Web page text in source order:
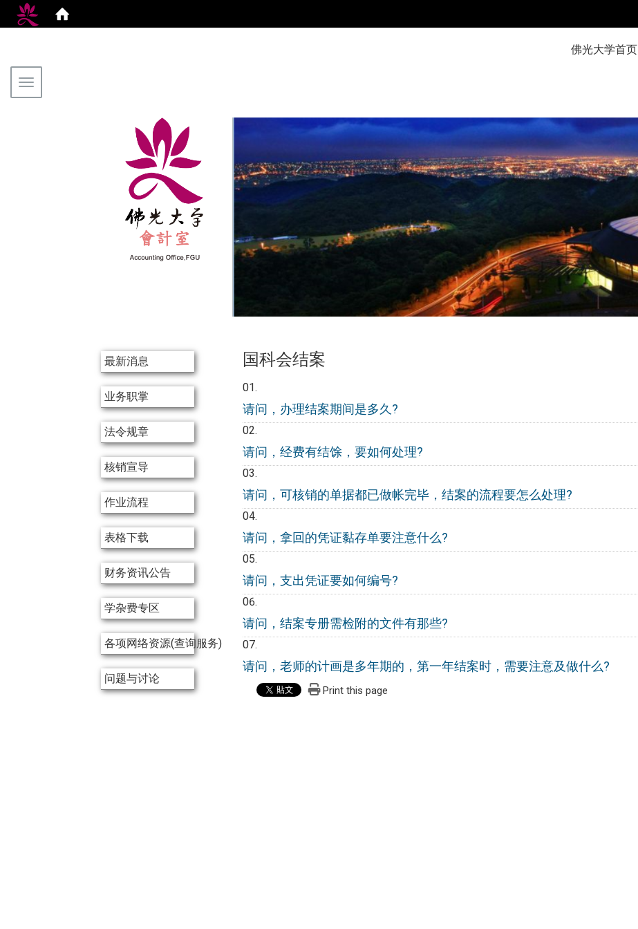
佛光大学首页
Toggle navigation
最新消息
业务职掌
法令规章
核销宣导
作业流程
表格下载
财务资讯公告
学杂费专区
各项网络资源(查询服务)
问题与讨论
国科会结案
请问，办理结案期间是多久?
请问，经费有结馀，要如何处理?
请问，可核销的单据都已做帐完毕，结案的流程要怎么处理?
请问，拿回的凭证黏存单要注意什么?
请问，支出凭证要如何编号?
请问，结案专册需检附的文件有那些?
请问，老师的计画是多年期的，第一年结案时，需要注意及做什么?
Print this page